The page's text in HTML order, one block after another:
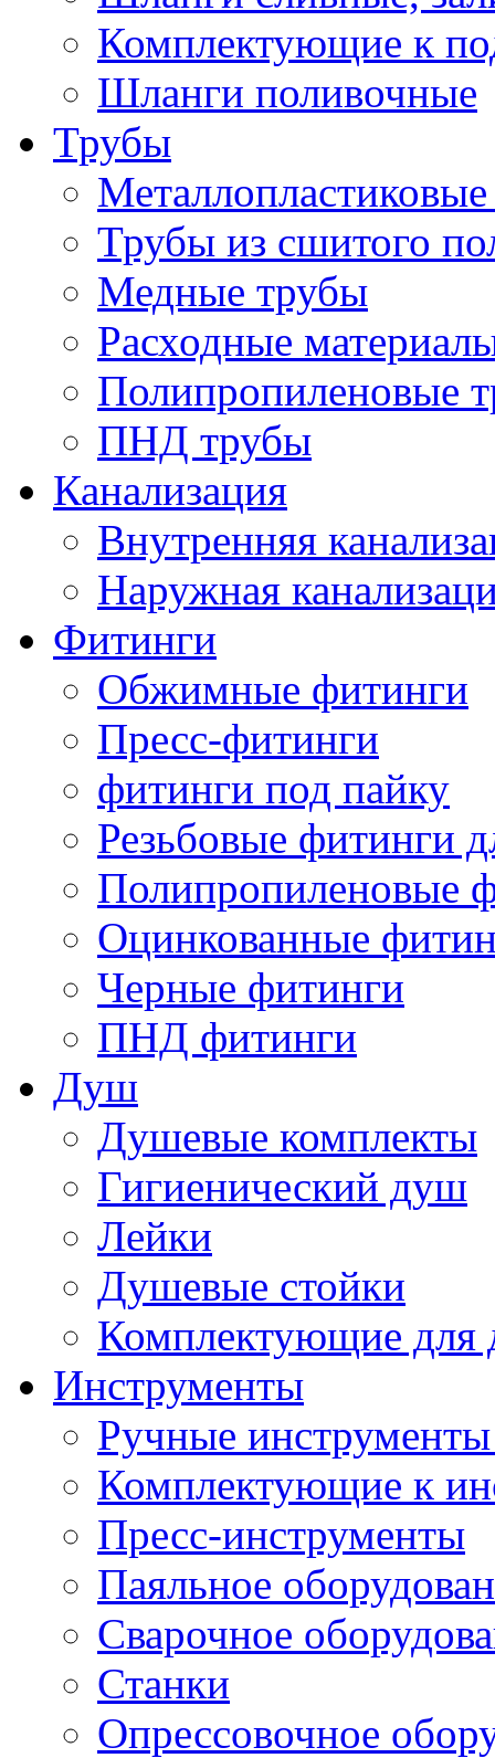
Комплектующие к
Шланги поливочные
Трубы
Трубы из сшитого
Медные трубы
Расходные
Полипропиленовые
ПНД трубы
Канализация
Внутренняя
Наружная
Фитинги
Обжимные фитинги
Пресс-фитинги
фитинги под пайку
Резьбовые фитинги
Полипропиленовые
Оцинкованные
Черные фитинги
ПНД фитинги
Душ
Душевые комплекты
Гигиенический душ
Лейки
Душевые стойки
Комплектующие для
Инструменты
Ручные
Комплектующие к
Пресс-инструменты
Паяльное
Сварочное
Станки
Опрессовочное